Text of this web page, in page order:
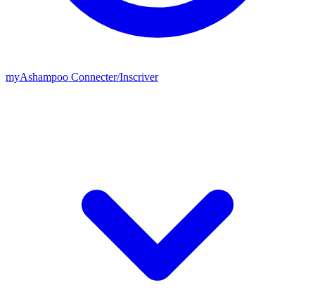
myAshampoo Connecter/Inscriver